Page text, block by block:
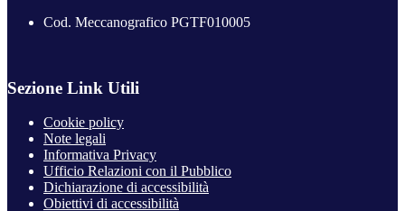
Cod. Meccanografico PGTF010005
Sezione Link Utili
Cookie policy
Note legali
Informativa Privacy
Ufficio Relazioni con il Pubblico
Dichiarazione di accessibilità
Obiettivi di accessibilità